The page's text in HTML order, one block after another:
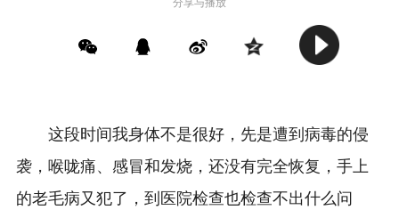
分享与播放
这段时间我身体不是很好，先是遭到病毒的侵
袭，喉咙痛、感冒和发烧，还没有完全恢复，手上
的老毛病又犯了，到医院检查也检查不出什么问